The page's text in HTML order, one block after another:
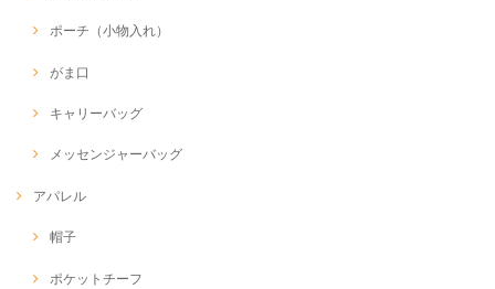
ポーチ（小物入れ）
がま口
キャリーバッグ
メッセンジャーバッグ
アパレル
帽子
ポケットチーフ